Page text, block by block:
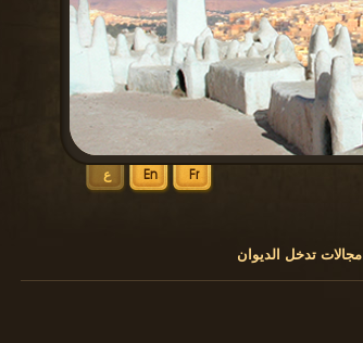
Fr
En ع
مجالات تدخل الديوان